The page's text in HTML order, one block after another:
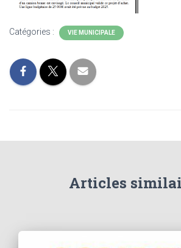
Catégories : VIE MUNICIPALE
Articles